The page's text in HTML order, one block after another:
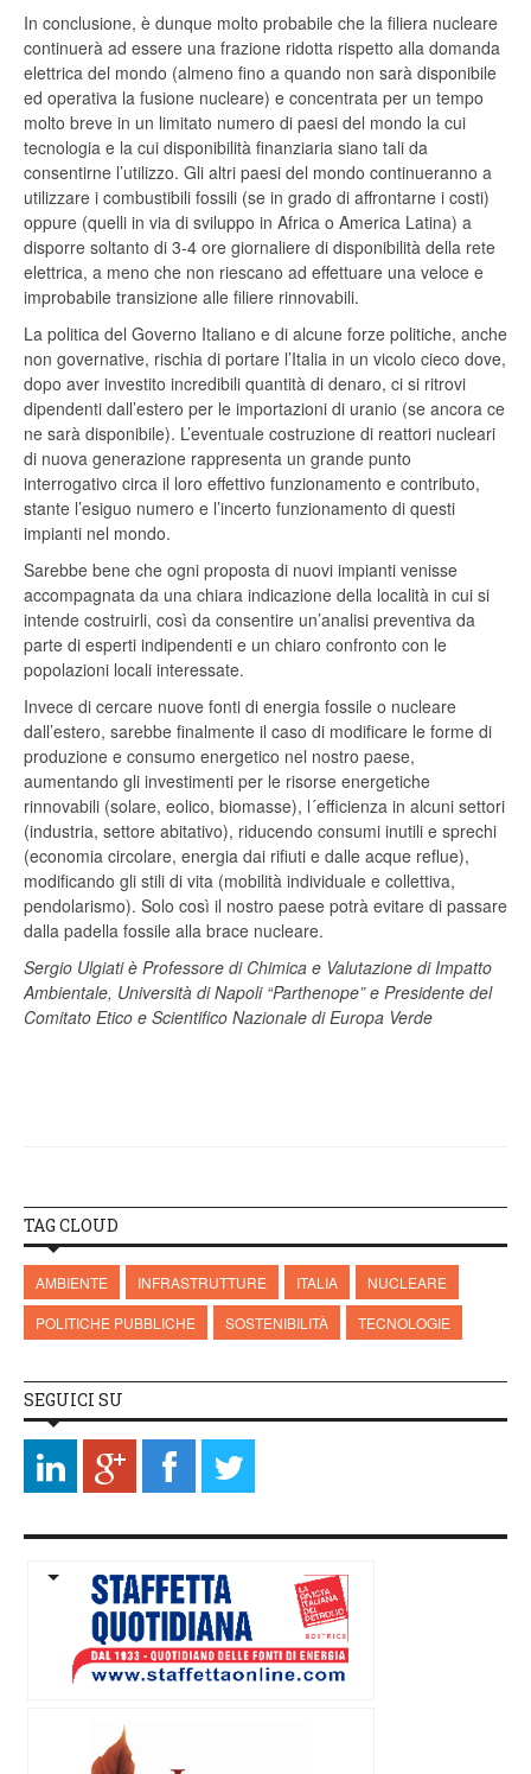
In conclusione, è dunque molto probabile che la filiera nucleare
continuerà ad essere una frazione ridotta rispetto alla domanda
elettrica del mondo (almeno fino a quando non sarà disponibile
ed operativa la fusione nucleare) e concentrata per un tempo
molto breve in un limitato numero di paesi del mondo la cui
tecnologia e la cui disponibilità finanziaria siano tali da
consentirne l’utilizzo. Gli altri paesi del mondo continueranno a
utilizzare i combustibili fossili (se in grado di affrontarne i costi)
oppure (quelli in via di sviluppo in Africa o America Latina) a
disporre soltanto di 3-4 ore giornaliere di disponibilità della rete
elettrica, a meno che non riescano ad effettuare una veloce e
improbabile transizione alle filiere rinnovabili.
La politica del Governo Italiano e di alcune forze politiche, anche
non governative, rischia di portare l’Italia in un vicolo cieco dove,
dopo aver investito incredibili quantità di denaro, ci si ritrovi
dipendenti dall’estero per le importazioni di uranio (se ancora ce
ne sarà disponibile). L’eventuale costruzione di reattori nucleari
di nuova generazione rappresenta un grande punto
interrogativo circa il loro effettivo funzionamento e contributo,
stante l’esiguo numero e l’incerto funzionamento di questi
impianti nel mondo.
Sarebbe bene che ogni proposta di nuovi impianti venisse
accompagnata da una chiara indicazione della località in cui si
intende costruirli, così da consentire un’analisi preventiva da
parte di esperti indipendenti e un chiaro confronto con le
popolazioni locali interessate.
Invece di cercare nuove fonti di energia fossile o nucleare
dall’estero, sarebbe finalmente il caso di modificare le forme di
produzione e consumo energetico nel nostro paese,
aumentando gli investimenti per le risorse energetiche
rinnovabili (solare, eolico, biomasse), l´efficienza in alcuni settori
(industria, settore abitativo), riducendo consumi inutili e sprechi
(economia circolare, energia dai rifiuti e dalle acque reflue),
modificando gli stili di vita (mobilità individuale e collettiva,
pendolarismo). Solo così il nostro paese potrà evitare di passare
dalla padella fossile alla brace nucleare.
Sergio Ulgiati è Professore di Chimica e Valutazione di Impatto
Ambientale, Università di Napoli “Parthenope” e Presidente del
Comitato Etico e Scientifico Nazionale di Europa Verde
TAG CLOUD
AMBIENTE INFRASTRUTTURE ITALIA
NUCLEARE
POLITICHE PUBBLICHE
SOSTENIBILITÀ TECNOLOGIE
SEGUICI SU